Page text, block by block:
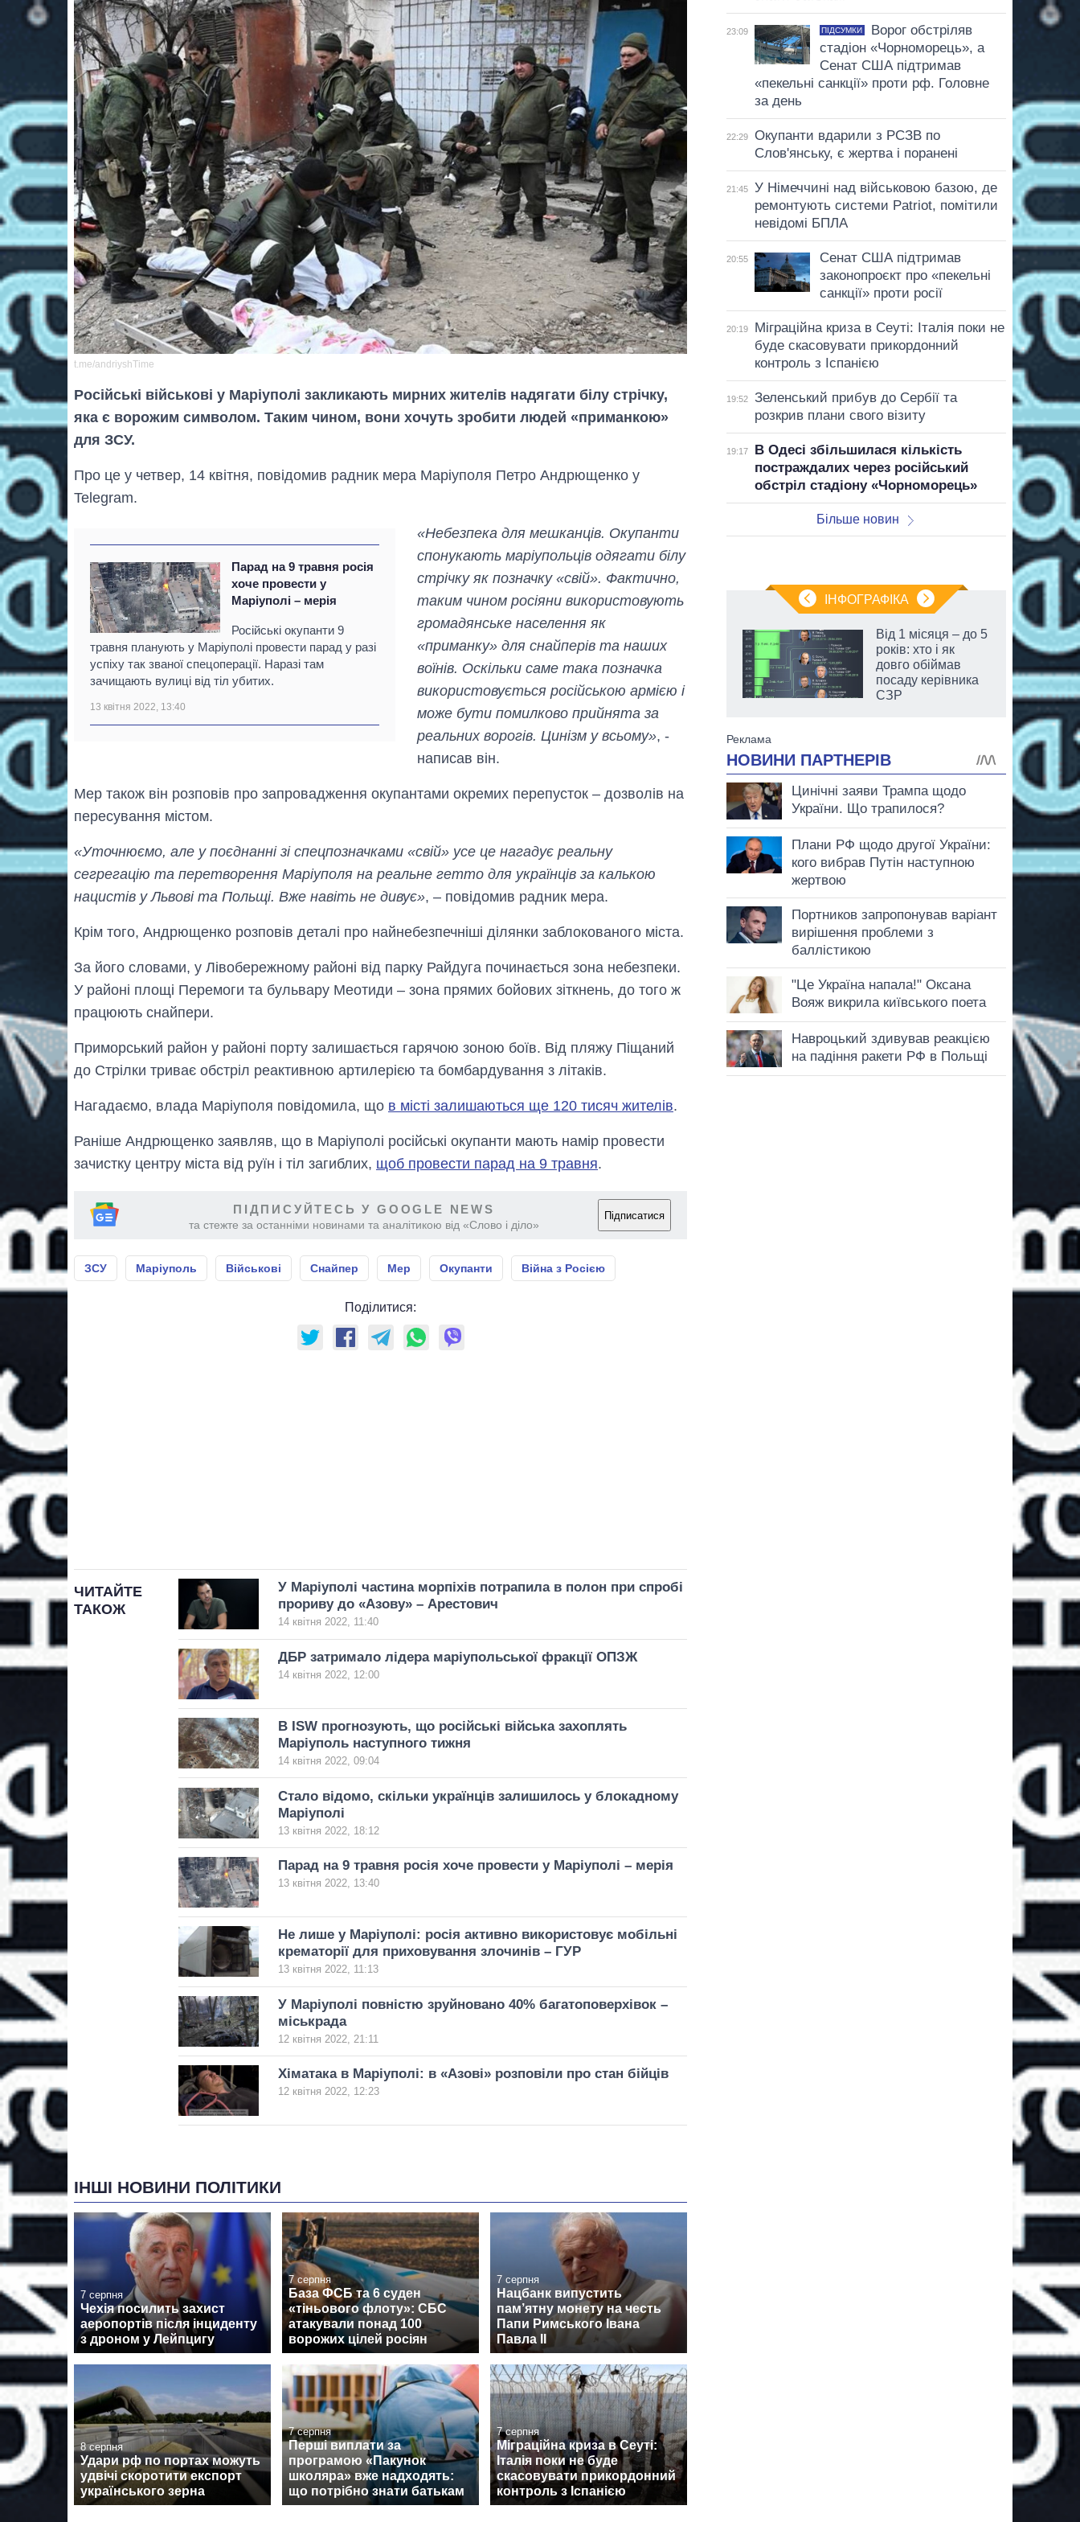
t.me/andriyshTime
Російські військові у Маріуполі закликають мирних жителів надягати білу стрічку,
яка є ворожим символом. Таким чином, вони хочуть зробити людей «приманкою»
для ЗСУ.
Про це у четвер, 14 квітня, повідомив радник мера Маріуполя Петро Андрющенко у
Telegram.
Парад на 9 травня росія
хоче провести у
Маріуполі – мерія
Російські окупанти 9
травня планують у Маріуполі провести парад у разі
успіху так званої спецоперації. Наразі там
зачищають вулиці від тіл убитих.
13 квітня 2022, 13:40
«Небезпека для мешканців. Окупанти
спонукають маріупольців одягати білу
стрічку як позначку «свій». Фактично,
таким чином росіяни використовують
громадянське населення як
«приманку» для снайперів та наших
воїнів. Оскільки саме така позначка
використовується російською армією і
може бути помилково прийнята за
реальних ворогів. Цинізм у всьому», -
написав він.
Мер також він розповів про запровадження окупантами окремих перепусток – дозволів на
пересування містом.
«Уточнюємо, але у поєднанні зі спецпозначками «свій» усе це нагадує реальну
сегрегацію та перетворення Маріуполя на реальне гетто для українців за калькою
нацистів у Львові та Польщі. Вже навіть не дивує», – повідомив радник мера.
Крім того, Андрющенко розповів деталі про найнебезпечніші ділянки заблокованого міста.
За його словами, у Лівобережному районі від парку Райдуга починається зона небезпеки.
У районі площі Перемоги та бульвару Меотиди – зона прямих бойових зіткнень, до того ж
працюють снайпери.
Приморський район у районі порту залишається гарячою зоною боїв. Від пляжу Піщаний
до Стрілки триває обстріл реактивною артилерією та бомбардування з літаків.
Нагадаємо, влада Маріуполя повідомила, що в місті залишаються ще 120 тисяч жителів.
Раніше Андрющенко заявляв, що в Маріуполі російські окупанти мають намір провести
зачистку центру міста від руїн і тіл загиблих, щоб провести парад на 9 травня.
ПІДПИСУЙТЕСЬ У GOOGLE NEWS
та стежте за останніми новинами та аналітикою від «Слово і діло»
Підписатися
ЗСУ Маріуполь Військові Снайпер Мер Окупанти Війна з Росією
Поділитися:
ЧИТАЙТЕ
ТАКОЖ
У Маріуполі частина морпіхів потрапила в полон при спробі
прориву до «Азову» – Арестович
14 квітня 2022, 11:40
ДБР затримало лідера маріупольської фракції ОПЗЖ
14 квітня 2022, 12:00
В ISW прогнозують, що російські війська захоплять
Маріуполь наступного тижня
14 квітня 2022, 09:04
Стало відомо, скільки українців залишилось у блокадному
Маріуполі
13 квітня 2022, 18:12
Парад на 9 травня росія хоче провести у Маріуполі – мерія
13 квітня 2022, 13:40
Не лише у Маріуполі: росія активно використовує мобільні
крематорії для приховування злочинів – ГУР
13 квітня 2022, 11:13
У Маріуполі повністю зруйновано 40% багатоповерхівок –
міськрада
12 квітня 2022, 21:11
Хіматака в Маріуполі: в «Азові» розповіли про стан бійців
12 квітня 2022, 12:23
ІНШІ НОВИНИ ПОЛІТИКИ
7 серпня
Чехія посилить захист
аеропортів після інциденту
з дроном у Лейпцигу
7 серпня
База ФСБ та 6 суден
«тіньового флоту»: СБС
атакували понад 100
ворожих цілей росіян
7 серпня
Нацбанк випустить
пам’ятну монету на честь
Папи Римського Івана
Павла II
8 серпня
Удари рф по портах можуть
удвічі скоротити експорт
українського зерна
7 серпня
Перші виплати за
програмою «Пакунок
школяра» вже надходять:
що потрібно знати батькам
7 серпня
Міграційна криза в Сеуті:
Італія поки не буде
скасовувати прикордонний
контроль з Іспанією
23:09 ПІДСУМКИ
Ворог обстріляв
стадіон «Чорноморець», а
Сенат США підтримав
«пекельні санкції» проти рф. Головне
за день
22:29
Окупанти вдарили з РСЗВ по
Слов'янську, є жертва і поранені
21:45
У Німеччині над військовою базою, де
ремонтують системи Patriot, помітили
невідомі БПЛА
20:55
Сенат США підтримав
законопроєкт про «пекельні
санкції» проти росії
20:19
Міграційна криза в Сеуті: Італія поки не
буде скасовувати прикордонний
контроль з Іспанією
19:52
Зеленський прибув до Сербії та
розкрив плани свого візиту
19:17
В Одесі збільшилася кількість
постраждалих через російський
обстріл стадіону «Чорноморець»
Більше новин
ІНФОГРАФІКА
вирощували в
Україні до і під час
Від 1 місяця – до 5
років: хто і як
довго обіймав
посаду керівника
СЗР